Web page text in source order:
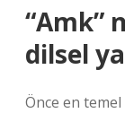
“Amk”
dilsel
Önce en temel